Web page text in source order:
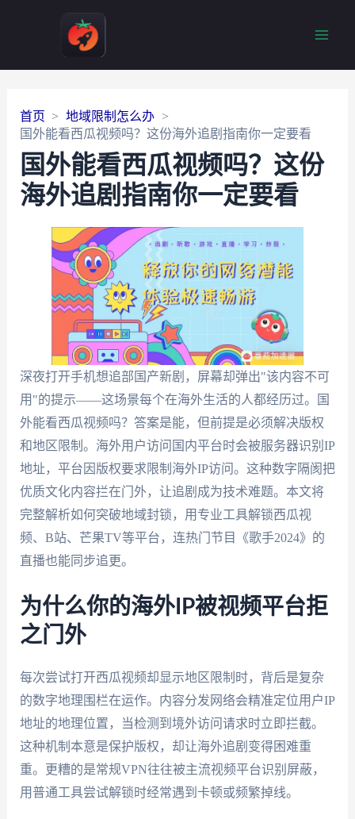
首页
地域限制怎么办
国外能看西瓜视频吗？这份海外追剧指南你一定要看
国外能看西瓜视频吗？这份
海外追剧指南你一定要看
深夜打开手机想追部国产新剧，屏幕却弹出"该内容不可
用"的提示——这场景每个在海外生活的人都经历过。国
外能看西瓜视频吗？答案是能，但前提是必须解决版权
和地区限制。海外用户访问国内平台时会被服务器识别IP
地址，平台因版权要求限制海外IP访问。这种数字隔阂把
优质文化内容拦在门外，让追剧成为技术难题。本文将
完整解析如何突破地域封锁，用专业工具解锁西瓜视
频、B站、芒果TV等平台，连热门节目《歌手2024》的
直播也能同步追更。
为什么你的海外IP被视频平台拒
之门外
每次尝试打开西瓜视频却显示地区限制时，背后是复杂
的数字地理围栏在运作。内容分发网络会精准定位用户IP
地址的地理位置，当检测到境外访问请求时立即拦截。
这种机制本意是保护版权，却让海外追剧变得困难重
重。更糟的是常规VPN往往被主流视频平台识别屏蔽，
用普通工具尝试解锁时经常遇到卡顿或频繁掉线。